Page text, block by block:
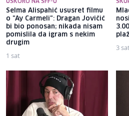
Selma Alispahić ususret filmu
o "Ay Carmeli": Dragan Jovičić
bi bio ponosan; nikada nisam
pomislila da igram s nekim
drugim
1 sat
3